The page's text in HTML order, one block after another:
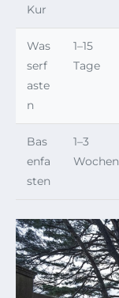
Kur
Was
serf
aste
n
1–15
Tage
Bas
enfa
sten
1–3
Wochen